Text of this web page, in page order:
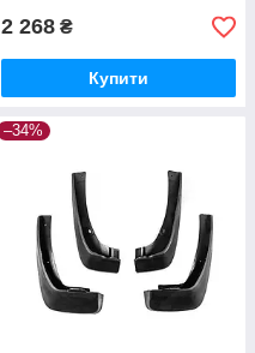
2 268 ₴
Купити
–34%